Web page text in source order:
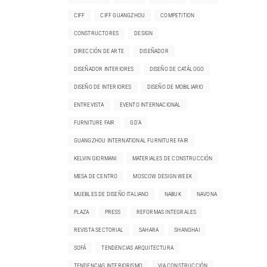
CIFF CIFF GUANGZHOU COMPETITION
CONSTRUCTORES DESIGN
DIRECCIÓN DE ARTE DISEÑADOR
DISEÑADOR INTERIORES DISEÑO DE CATÁLOGO
DISEÑO DE INTERIORES DISEÑO DE MOBILIARIO
ENTREVISTA EVENTO INTERNACIONAL
FURNITURE FAIR GD'A
GUANGZHOU INTERNATIONAL FURNITURE FAIR
KELVIN GIORMANI MATERIALES DE CONSTRUCCIÓN
MESA DE CENTRO MOSCOW DESIGN WEEK
MUEBLES DE DISEÑO ITALIANO NABUK NAVONA
PLAZA PRESS REFORMAS INTEGRALES
REVISTA SECTORIAL SAHARA SHANGHAI
SOFÁ TENDENCIAS ARQUITECTURA
TENDENCIAS INTERIORISMO VIA CONSTRUCCIÓN